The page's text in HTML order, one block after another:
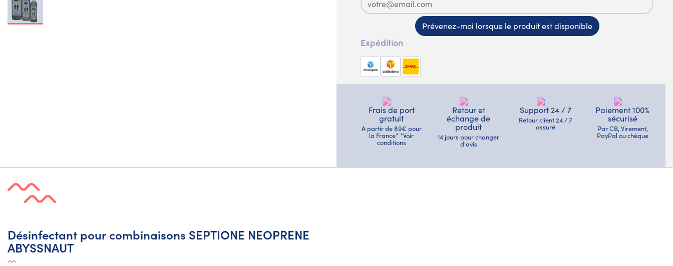
Prévenez-moi lorsque le produit est disponible
Expédition
Frais de port
gratuit
A partir de 89€ pour
la France* *Voir
conditions
Retour et
échange de
produit
14 jours pour changer
d'avis
Support 24 / 7
Retour client 24 / 7
assuré
Paiement 100%
sécurisé
Par CB, Virement,
PayPal ou chèque
Désinfectant pour combinaisons SEPTIONE NEOPRENE
ABYSSNAUT